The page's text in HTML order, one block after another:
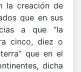
la creación de
que en sus
a que “la
cinco, diez o
que en el
dicha